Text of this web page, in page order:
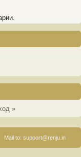
»
Mail to: support@renju.in